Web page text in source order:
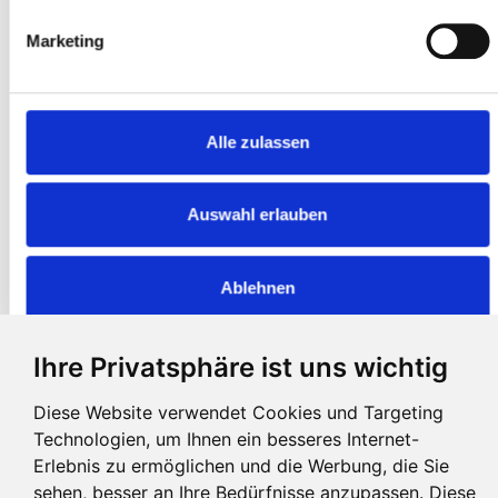
Ihre Privatsphäre ist uns wichtig
Diese Website verwendet Cookies und Targeting
Technologien, um Ihnen ein besseres Internet-
Erlebnis zu ermöglichen und die Werbung, die Sie
sehen, besser an Ihre Bedürfnisse anzupassen. Diese
Marketing
Alle zulassen
Auswahl erlauben
Ablehnen
Termine
Kosten
Vollpension 56 Euro, Halbpension 45 Euro,
Anzahlung lt.Jahresprogramm nach Erhalt der Anmeldebestätigung.
Kontakt
Doris undAndreas Schwarz• Linsen 3•87448 Niedersonthofen
Tel0049 8379 - 92 96 69•info@andreas-schwarz.org